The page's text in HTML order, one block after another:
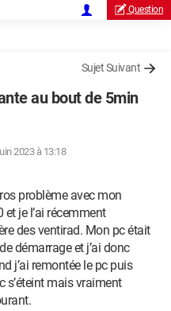
Question
Sujet Suivant
au bout de 5min
2023 à 13:18
problème avec mon
et je l’ai récemment
des ventirad. Mon pc était
démarrage et j’ai donc
j’ai remontée le pc puis
s’éteint mais vraiment